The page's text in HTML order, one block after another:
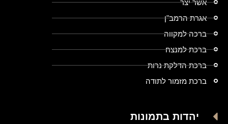
אשר יצר
אגרת הרמב"ן
ברכה למקווה
ברכת למנצח
ברכת הדלקת נרות
ברכת מזמור לתודה
יהדות בתמונות